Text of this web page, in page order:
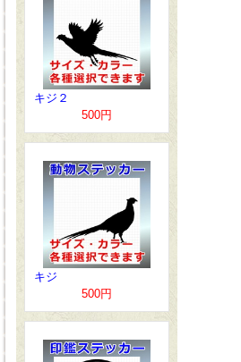
キジ２
500円
キジ
500円